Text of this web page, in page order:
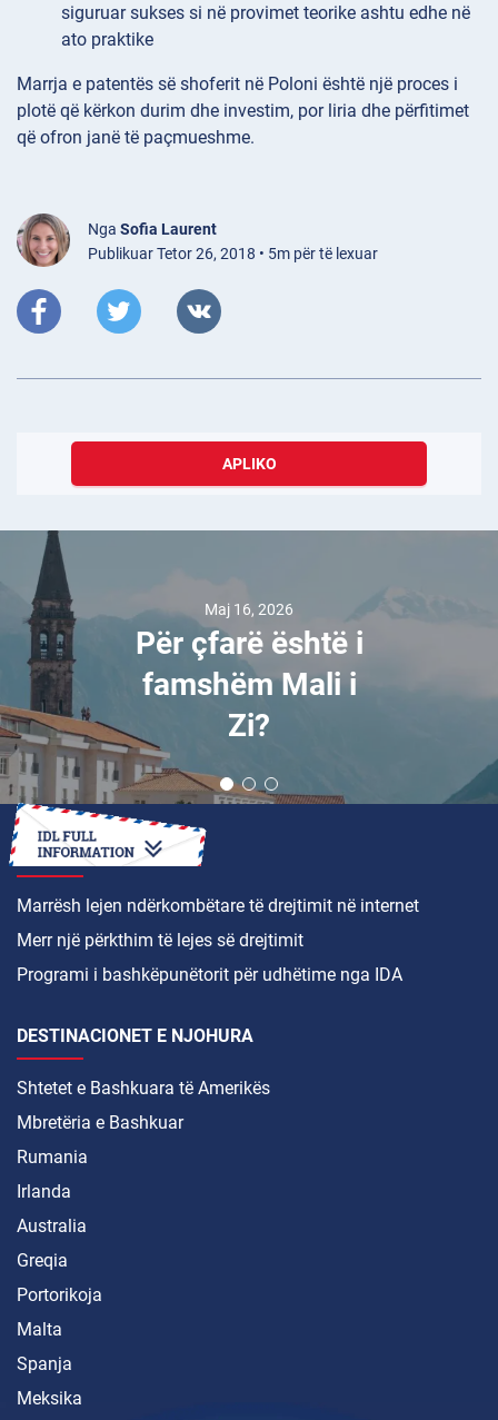
siguruar sukses si në provimet teorike ashtu edhe në
ato praktike
Marrja e patentës së shoferit në Poloni është një proces i
plotë që kërkon durim dhe investim, por liria dhe përfitimet
që ofron janë të paçmueshme.
Nga Sofia Laurent
Publikuar Tetor 26, 2018 • 5m për të lexuar
APLIKO
Maj 16, 2026
Për çfarë është i
famshëm Mali i
Zi?
SI TË
Marrësh lejen ndërkombëtare të drejtimit në internet
Merr një përkthim të lejes së drejtimit
Programi i bashkëpunëtorit për udhëtime nga IDA
DESTINACIONET E NJOHURA
Shtetet e Bashkuara të Amerikës
Mbretëria e Bashkuar
Rumania
Irlanda
Australia
Greqia
Portorikoja
Malta
Spanja
Meksika